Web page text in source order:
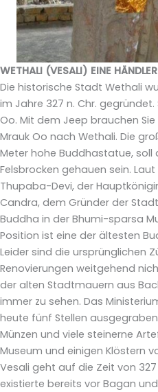
WETHALI (VESALI) EINE
Die historische Stadt Wethali
im Jahre 327 n. Chr.
Oo. Mit dem Jeep brauchen
Mrauk Oo nach Wethali. Die
Meter hohe Buddhastatue, soll
Felsbrocken gehauen sein.
Thupaba-Devi, der
Candra, dem Gründer der
Buddha in der Bhumi-sparsa
Position ist eine der ältesten
Leider sind die ursprünglichen
Renovierungen weitgehend
der alten Stadtmauern aus
immer zu sehen. Das
heute fünf Stellen
Münzen und viele steinerne
Museum und einigen Klöstern
Vesali geht auf die Zeit von 327
existierte bereits vor Bagan